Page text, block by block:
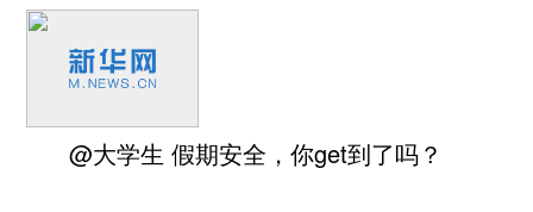
@大学生 假期安全，你get到了吗？